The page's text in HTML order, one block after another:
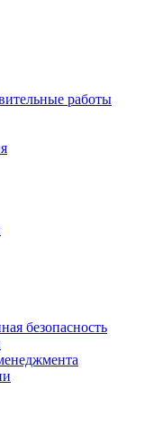
работы
безопасность